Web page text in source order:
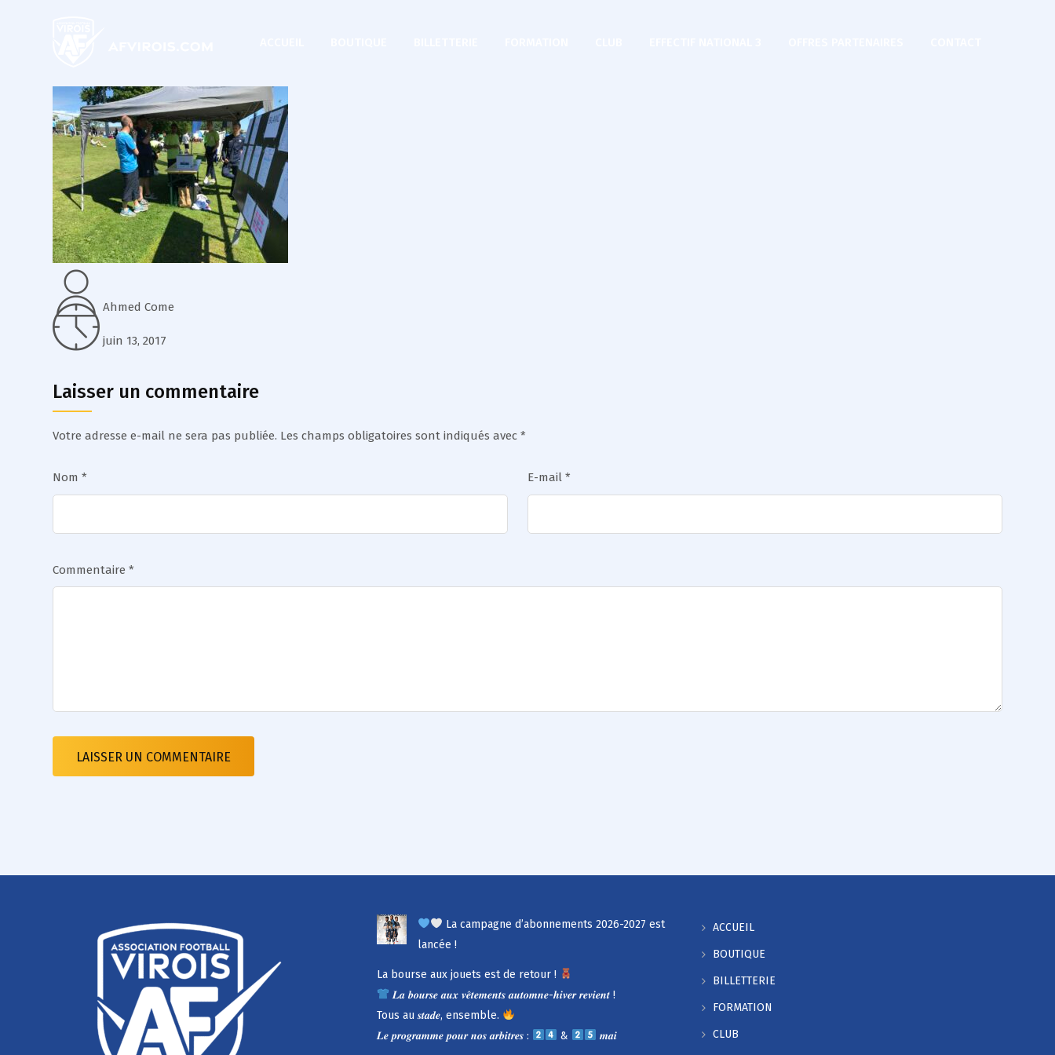
Ahmed Come
juin 13, 2017
Laisser un commentaire
Votre adresse e-mail ne sera pas publiée. Les champs obligatoires sont indiqués avec *
Nom * E-mail *
Commentaire *
La campagne d’abonnements 2026-2027 est
lancée !
La bourse aux jouets est de retour !
𝑳𝒂 𝒃𝒐𝒖𝒓𝒔𝒆 𝒂𝒖𝒙 𝒗𝒆̂𝒕𝒆𝒎𝒆𝒏𝒕𝒔 𝒂𝒖𝒕𝒐𝒎𝒏𝒆-𝒉𝒊𝒗𝒆𝒓 𝒓𝒆𝒗𝒊𝒆𝒏𝒕 !
Tous au 𝒔𝒕𝒂𝒅𝒆, ensemble.
𝑳𝒆 𝒑𝒓𝒐𝒈𝒓𝒂𝒎𝒎𝒆 𝒑𝒐𝒖𝒓 𝒏𝒐𝒔 𝒂𝒓𝒃𝒊𝒕𝒓𝒆𝒔 :
& 𝒎𝒂𝒊
ACCUEIL
BOUTIQUE
BILLETTERIE
FORMATION
CLUB